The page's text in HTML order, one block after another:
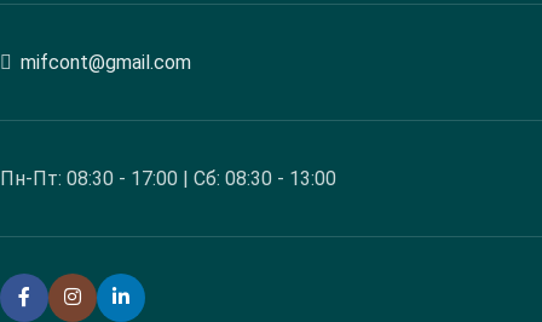
mifcont@gmail.com
Пн-Пт: 08:30 - 17:00 | Сб: 08:30 - 13:00